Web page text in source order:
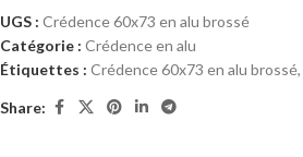
UGS : Crédence 60x73 en alu brossé
Catégorie : Crédence en alu
Étiquettes : Crédence 60x73 en alu brossé,
Share: